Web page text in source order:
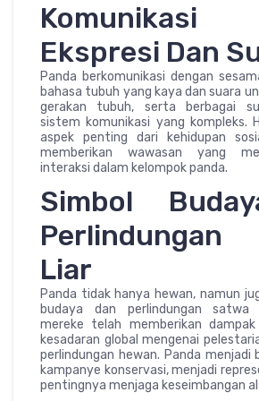
Komunikasi
Ekspresi Dan
Panda berkomunikasi dengan
bahasa tubuh yang kaya dan suara
gerakan tubuh, serta berbagai
sistem komunikasi yang kompleks.
aspek penting dari kehidupan
memberikan wawasan yang
interaksi dalam kelompok panda.
Simbol
Liar
Panda tidak hanya hewan, namun
budaya dan perlindungan satwa
mereke telah memberikan
kesadaran global mengenai
perlindungan hewan. Panda menjadi
kampanye konservasi, menjadi
pentingnya menjaga keseimbangan